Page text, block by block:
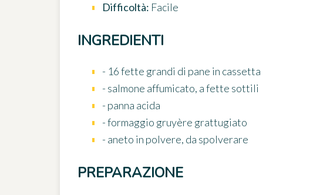
Difficoltà: Facile
INGREDIENTI
- 16 fette grandi di pane in cassetta
- salmone affumicato, a fette sottili
- panna acida
- formaggio gruyère grattugiato
- aneto in polvere, da spolverare
PREPARAZIONE